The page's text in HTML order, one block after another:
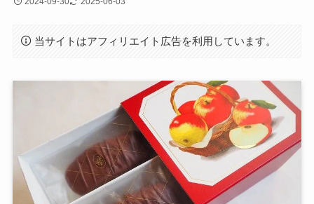
当サイトはアフィリエイト広告を利用しています。